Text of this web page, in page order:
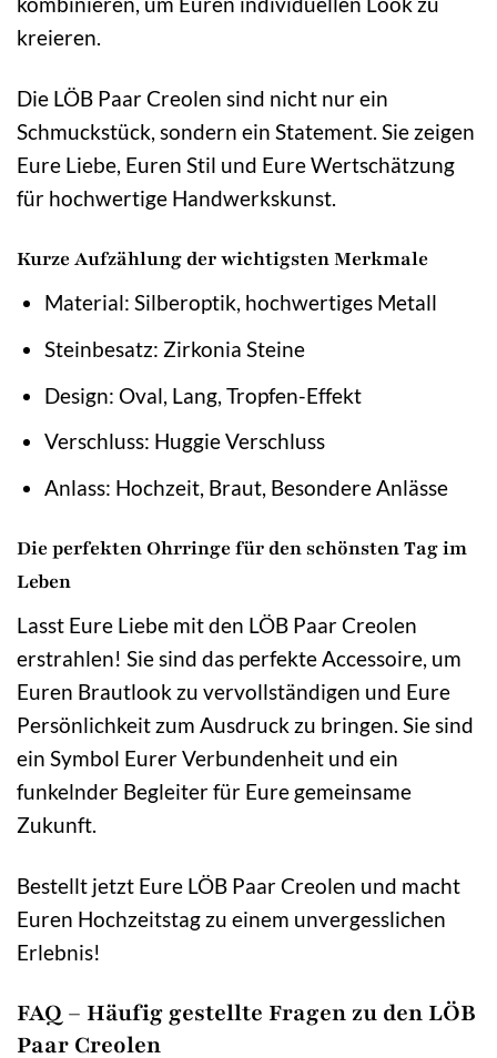
kreieren.
Die LÖB Paar Creolen sind nicht nur ein
Schmuckstück, sondern ein Statement. Sie zeigen
Eure Liebe, Euren Stil und Eure Wertschätzung
für hochwertige Handwerkskunst.
Kurze Aufzählung der wichtigsten Merkmale
Material: Silberoptik, hochwertiges Metall
Steinbesatz: Zirkonia Steine
Design: Oval, Lang, Tropfen-Effekt
Verschluss: Huggie Verschluss
Anlass: Hochzeit, Braut, Besondere Anlässe
Die perfekten Ohrringe für den schönsten Tag im
Leben
Lasst Eure Liebe mit den LÖB Paar Creolen
erstrahlen! Sie sind das perfekte Accessoire, um
Euren Brautlook zu vervollständigen und Eure
Persönlichkeit zum Ausdruck zu bringen. Sie sind
ein Symbol Eurer Verbundenheit und ein
funkelnder Begleiter für Eure gemeinsame
Zukunft.
Bestellt jetzt Eure LÖB Paar Creolen und macht
Euren Hochzeitstag zu einem unvergesslichen
Erlebnis!
FAQ – Häufig gestellte Fragen zu den LÖB
Paar Creolen